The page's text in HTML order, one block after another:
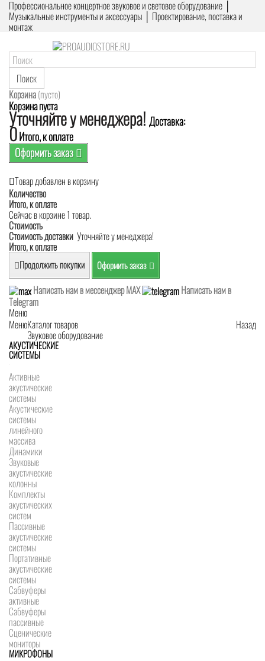
Профессиональное концертное звуковое и световое оборудование │
Музыкальные инструменты и аксессуары │ Проектирование, поставка и
монтаж
Поиск
Корзина(пусто)
Корзина пуста
Уточняйте у менеджера! Доставка:
0Итого, к оплате
Оформить заказ
Товар добавлен в корзину
Количество
Итого, к оплате
Сейчас в корзине 1 товар.
Стоимость
Стоимость доставки Уточняйте у менеджера!
Итого, к оплате
Продолжить покупки Оформить заказ
Написать нам в мессенджер MAX
Написать нам в
Telegram
Меню
Меню
Назад
Каталог товаров
Звуковое оборудование
АКУСТИЧЕСКИЕ
СИСТЕМЫ
Активные
акустические
системы
Акустические
системы
линейного
массива
Динамики
Звуковые
акустические
колонны
Комплекты
акустических
систем
Пассивные
акустические
системы
Портативные
акустические
системы
Сабвуферы
активные
Сабвуферы
пассивные
Сценические
мониторы
МИКРОФОНЫ